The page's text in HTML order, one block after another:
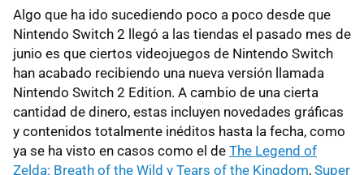
Algo que ha ido sucediendo poco a poco desde que
Nintendo Switch 2 llegó a las tiendas el pasado mes de
junio es que ciertos videojuegos de Nintendo Switch
han acabado recibiendo una nueva versión llamada
Nintendo Switch 2 Edition. A cambio de una cierta
cantidad de dinero, estas incluyen novedades gráficas
y contenidos totalmente inéditos hasta la fecha, como
ya se ha visto en casos como el de The Legend of
Zelda: Breath of the Wild y Tears of the Kingdom, Super